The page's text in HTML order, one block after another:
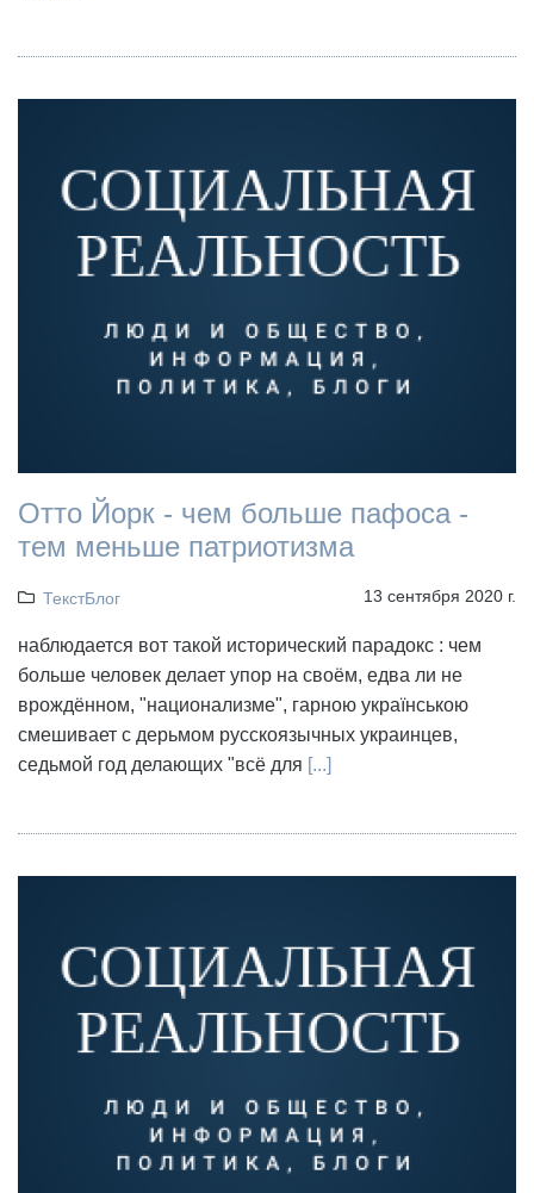
Отто Йорк - чем больше пафоса -
тем меньше патриотизма
ТекстБлог 13 сентября 2020 г.
наблюдается вот такой исторический парадокс : чем
больше человек делает упор на своём, едва ли не
врождённом, "национализме", гарною українською
смешивает с дерьмом русскоязычных украинцев,
седьмой год делающих "всё для [...]